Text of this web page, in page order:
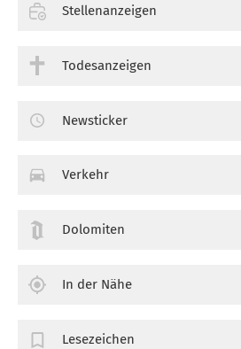
Stellenanzeigen
Todesanzeigen
Newsticker
Verkehr
Dolomiten
In der Nähe
Lesezeichen